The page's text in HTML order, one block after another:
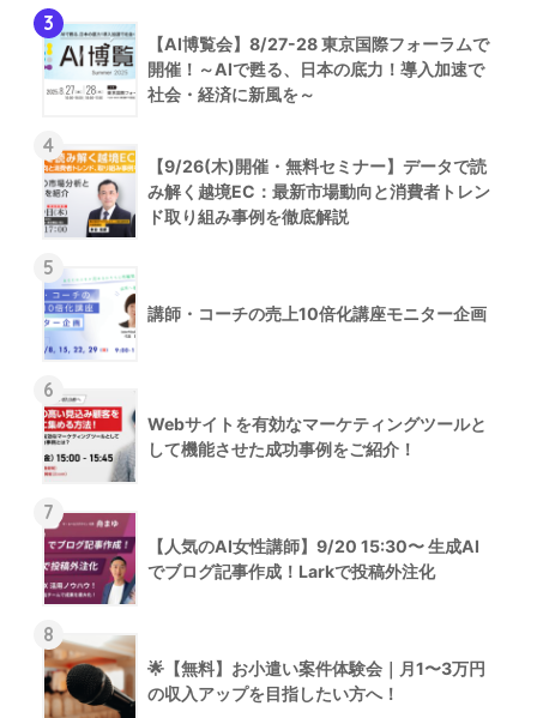
3
【AI博覧会】8/27-28 東京国際フォーラムで
開催！～AIで甦る、日本の底力！導入加速で
社会・経済に新風を～
4
【9/26(木)開催・無料セミナー】データで読
み解く越境EC：最新市場動向と消費者トレン
ド取り組み事例を徹底解説
5
講師・コーチの売上10倍化講座モニター企画
6
Webサイトを有効なマーケティングツールと
して機能させた成功事例をご紹介！
7
【人気のAI女性講師】9/20 15:30〜 生成AI
でブログ記事作成！Larkで投稿外注化
8
🌟【無料】お小遣い案件体験会｜月1〜3万円
の収入アップを目指したい方へ！